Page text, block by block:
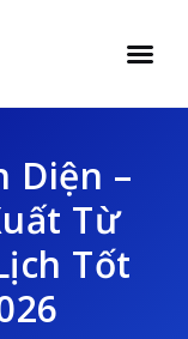
Diện –
Từ
Tốt